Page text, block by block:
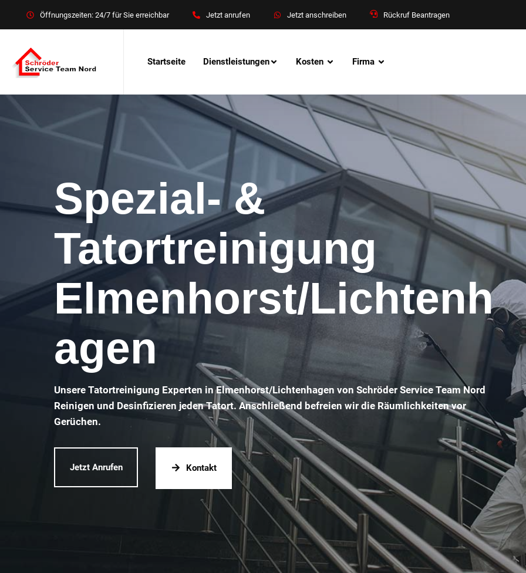
Öffnungszeiten: 24/7 für Sie erreichbar Jetzt anrufen Jetzt anschreiben Rückruf Beantragen
Startseite Dienstleistungen Kosten Firma
Spezial- &
Tatortreinigung
Elmenhorst/Lichtenh
agen
Unsere Tatortreinigung Experten in Elmenhorst/Lichtenhagen von Schröder Service Team Nord
Reinigen und Desinfizieren jeden Tatort. Anschließend befreien wir die Räumlichkeiten vor
Gerüchen.
Jetzt Anrufen Kontakt